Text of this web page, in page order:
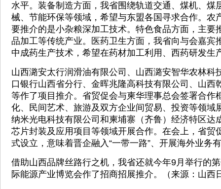
水平。装备制造方面，我省围绕轨道交通、煤机、煤
械、节能环保等领域，希望与东盟各国寻求合作。农
要推介的是小杂粮深加工技术。特色食品方面，主要
品加工等传统产业。医药卫生方面，我省向与会嘉宾
中成药生产技术，希望在药材加工利用、西药研发生
山西潞安太行润滑油有限公司、山西潞安智华农林科
口银行山西省分行、金晖兆隆高科技有限公司、山西
等作了项目推介。省贸促会与柬华理事总会签署合作
化、民间艺术、旅游及双方企业间贸易、投资等领域
纳米光电科技有限公司和柬埔寨（齐鲁）经济特区达
芯片封装及应用项目等领域开展合作。在会上，省贸
式设立，意味着晋企融入“一带一路”、开展海外业务
借助山西品牌丝路行之机，我省还就今年9月举行的
际能源产业博览会作了招商招展推介。（来源：山西